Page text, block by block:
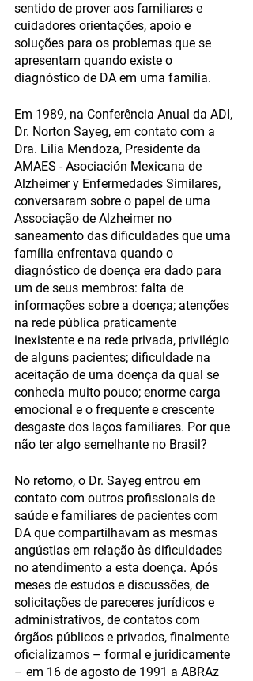
sentido de prover aos familiares e
cuidadores orientações, apoio e
soluções para os problemas que se
apresentam quando existe o
diagnóstico de DA em uma família.
Em 1989, na Conferência Anual da ADI,
Dr. Norton Sayeg, em contato com a
Dra. Lilia Mendoza, Presidente da
AMAES - Asociación Mexicana de
Alzheimer y Enfermedades Similares,
conversaram sobre o papel de uma
Associação de Alzheimer no
saneamento das dificuldades que uma
família enfrentava quando o
diagnóstico de doença era dado para
um de seus membros: falta de
informações sobre a doença; atenções
na rede pública praticamente
inexistente e na rede privada, privilégio
de alguns pacientes; dificuldade na
aceitação de uma doença da qual se
conhecia muito pouco; enorme carga
emocional e o frequente e crescente
desgaste dos laços familiares. Por que
não ter algo semelhante no Brasil?
No retorno, o Dr. Sayeg entrou em
contato com outros profissionais de
saúde e familiares de pacientes com
DA que compartilhavam as mesmas
angústias em relação às dificuldades
no atendimento a esta doença. Após
meses de estudos e discussões, de
solicitações de pareceres jurídicos e
administrativos, de contatos com
órgãos públicos e privados, finalmente
oficializamos – formal e juridicamente
– em 16 de agosto de 1991 a ABRAz